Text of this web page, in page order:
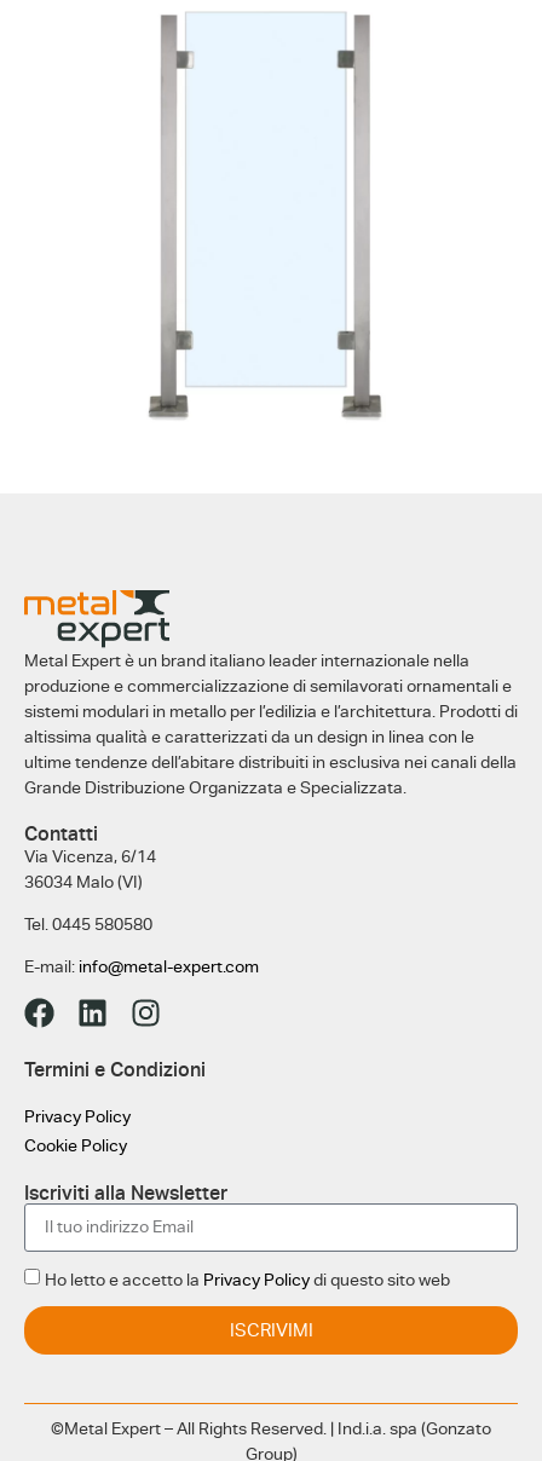
Metal Expert è un brand italiano leader internazionale nella
produzione e commercializzazione di semilavorati ornamentali e
sistemi modulari in metallo per l’edilizia e l’architettura. Prodotti di
altissima qualità e caratterizzati da un design in linea con le
ultime tendenze dell’abitare distribuiti in esclusiva nei canali della
Grande Distribuzione Organizzata e Specializzata.
Contatti
Via Vicenza, 6/14
36034 Malo (VI)
Tel. 0445 580580
E-mail: info@metal-expert.com
Termini e Condizioni
Privacy Policy
Cookie Policy
Iscriviti alla Newsletter
Ho letto e accetto la Privacy Policydi questo sito web
ISCRIVIMI
©Metal Expert – All Rights Reserved. | Ind.i.a. spa (Gonzato
Group)